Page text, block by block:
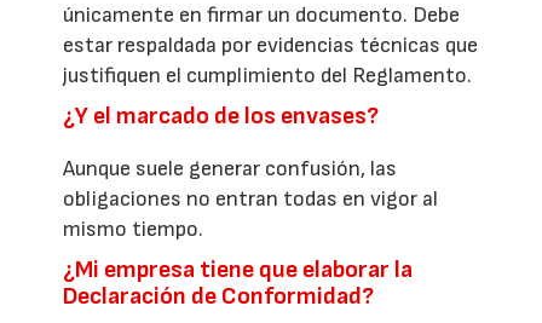
únicamente en firmar un documento. Debe
estar respaldada por evidencias técnicas que
justifiquen el cumplimiento del Reglamento.
¿Y el marcado de los envases?
Aunque suele generar confusión, las
obligaciones no entran todas en vigor al
mismo tiempo.
¿Mi empresa tiene que elaborar la
Declaración de Conformidad?